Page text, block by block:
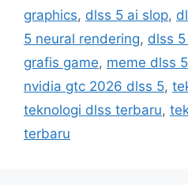
e
g
o
r
s
g
s
graphics, dlss 5 ai slop,
5 neural rendering, dlss
grafis game, meme dlss
nvidia gtc 2026 dlss 5,
teknologi dlss terbaru,
terbaru